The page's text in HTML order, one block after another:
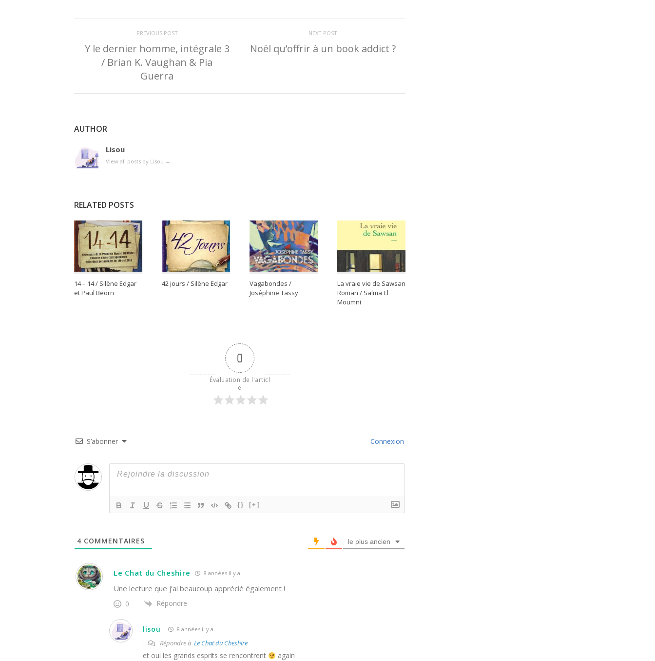
PREVIOUS POST
Y le dernier homme, intégrale 3
/ Brian K. Vaughan & Pia
Guerra
NEXT POST
Noël qu’offrir à un book addict ?
AUTHOR
Lisou
View all posts by Lisou →
RELATED POSTS
14 – 14 / Silène Edgar
et Paul Beorn
42 jours / Silène Edgar
Vagabondes /
Joséphine Tassy
La vraie vie de Sawsan
Roman / Salma El
Moumni
0
Évaluation de l'articl
e
S’abonner Connexion
{} [+]
4 COMMENTAIRES le plus ancien
Le Chat du Cheshire 8 années il y a
Une lecture que j’ai beaucoup apprécié également !
0 Répondre
lisou 8 années il y a
Répondre à Le Chat du Cheshire
et oui les grands esprits se rencontrent again